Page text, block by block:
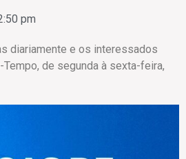
pm
diariamente e os interessados
Tempo, de segunda à sexta-feira,